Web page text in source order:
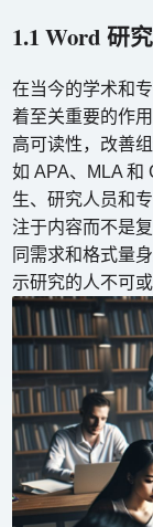
1.1 Word 研
在当今的学术和
着至关重要的作
高可读性，改善
如 APA、MLA 和
生、研究人员和
注于内容而不是
同需求和格式量
示研究的人不可或